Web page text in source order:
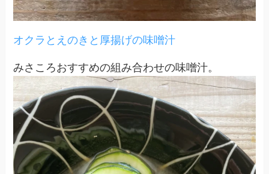
オクラとえのきと厚揚げの味噌汁
みさころおすすめの組み合わせの味噌汁。